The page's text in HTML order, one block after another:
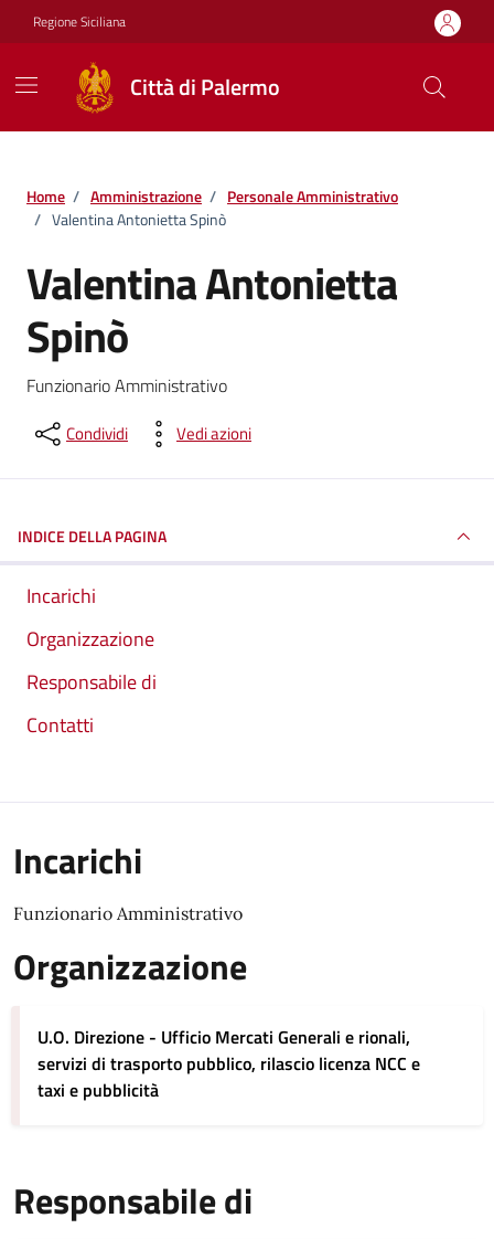
Vai ai contenuti
Vai al footer
Regione Siciliana
Città di Palermo
Home / Amministrazione / Personale Amministrativo
/ Valentina Antonietta Spinò
Valentina Antonietta
Spinò
Funzionario Amministrativo
Condividi Vedi azioni
INDICE DELLA PAGINA
Incarichi
Organizzazione
Responsabile di
Contatti
Incarichi
Funzionario Amministrativo
Organizzazione
U.O. Direzione - Ufficio Mercati Generali e rionali,
servizi di trasporto pubblico, rilascio licenza NCC e
taxi e pubblicità
Responsabile di